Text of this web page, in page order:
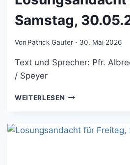
Samstag,
Von Patrick Gauter 30. Mai 2026
Text und Sprecher: Pfr.
/ Speyer
WEITERLESEN
30.05.2026